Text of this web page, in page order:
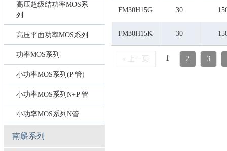
高压超级结功率MOS系
列
高压平面功率MOS系列
功率MOS系列
小功率MOS系列(P 管)
小功率MOS系列N+P 管
小功率MOS系列N管
南麟系列
FM30H15G 30
FM30H15K 30
« 上一页 1 2 3